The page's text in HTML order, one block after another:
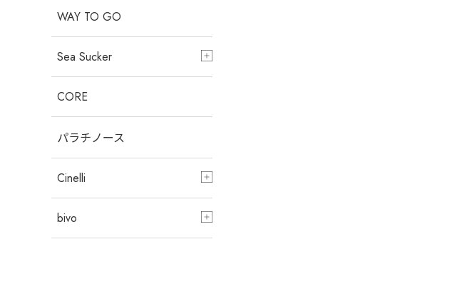
WAY TO GO
Sea Sucker
CORE
パラチノース
Cinelli
bivo